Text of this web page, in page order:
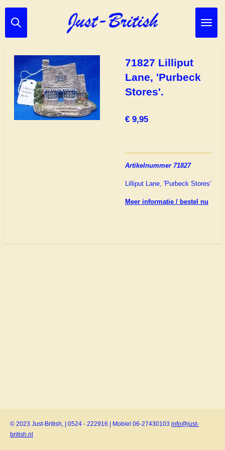
Ga
direct
hoofdinhoud
71827 Lilliput
Lane, 'Purbeck
Stores'.
€ 9,95
Artikelnummer 71827
Lilliput Lane, 'Purbeck Stores'
Meer informatie / bestel nu
© 2023 Just-British, | 0524 - 222916 | Mobiel 06-27430103 info@just-
british.nl